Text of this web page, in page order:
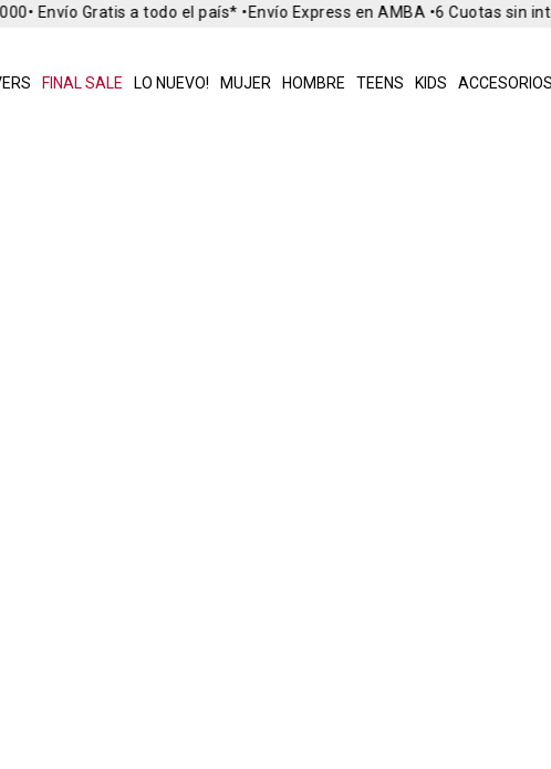
FINAL SALE LO NUEVO! MUJER HOMBRE TEENS KIDS ACCESORIOS
• Envío Gratis a todo el país* •Envío Express en AMBA •6 Cuotas sin